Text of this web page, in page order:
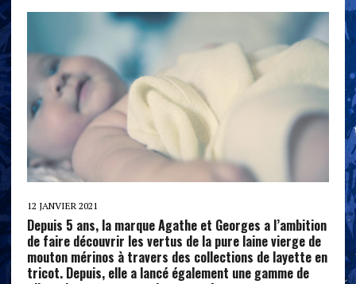
12 JANVIER 2021
Depuis 5 ans, la marque Agathe et Georges a l’ambition
de faire découvrir les vertus de la pure laine vierge de
mouton mérinos à travers des collections de layette en
tricot. Depuis, elle a lancé également une gamme de